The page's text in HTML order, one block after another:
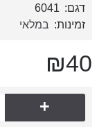
דגם: 6041
זמינות: במלאי
₪40
+